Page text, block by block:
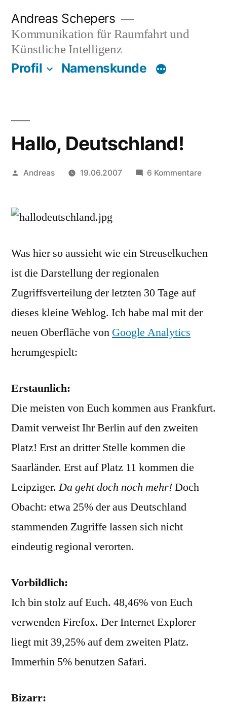
Inhalt
springen
Andreas Schepers
Kommunikation für Raumfahrt und
Künstliche Intelligenz
Profil Namenskunde
Hallo, Deutschland!
Veröffentlicht
Andreas 19.06.2007 6 Kommentarezu
Was hier so aussieht wie ein Streuselkuchen
ist die Darstellung der regionalen
Zugriffsverteilung der letzten 30 Tage auf
dieses kleine Weblog. Ich habe mal mit der
neuen Oberfläche von Google Analytics
herumgespielt:
Erstaunlich:
Die meisten von Euch kommen aus Frankfurt.
Damit verweist Ihr Berlin auf den zweiten
Platz! Erst an dritter Stelle kommen die
Saarländer. Erst auf Platz 11 kommen die
Leipziger.Da geht doch noch mehr!Doch
Obacht: etwa 25% der aus Deutschland
stammenden Zugriffe lassen sich nicht
eindeutig regional verorten.
Vorbildlich:
Ich bin stolz auf Euch. 48,46% von Euch
verwenden Firefox. Der Internet Explorer
liegt mit 39,25% auf dem zweiten Platz.
Immerhin 5% benutzen Safari.
Bizarr: